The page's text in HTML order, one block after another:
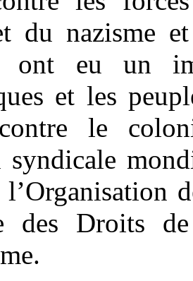
du nazisme
ont eu un
et les
le
syndicale
l’Organisation
des Droits